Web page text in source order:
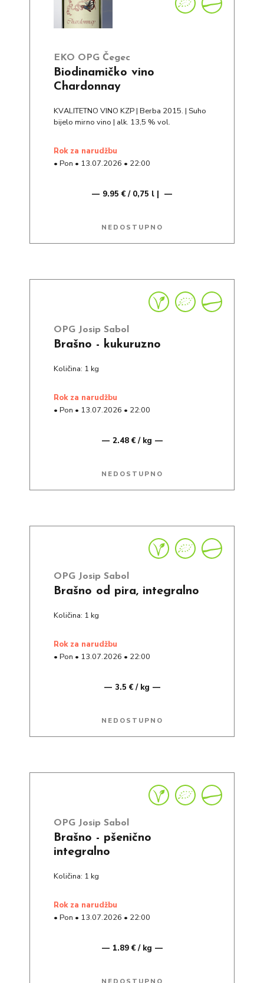
EKO OPG Čegec
Biodinamičko vino
Chardonnay
KVALITETNO VINO KZP | Berba 2015. | Suho
bijelo mirno vino | alk. 13,5 % vol.
rok za narudžbu
• Pon • 13.07.2026 • 22:00
9.95 € / 0,75 l |
NEDOSTUPNO
OPG Josip Sabol
Brašno - kukuruzno
Količina: 1 kg
rok za narudžbu
• Pon • 13.07.2026 • 22:00
2.48 € / kg
NEDOSTUPNO
OPG Josip Sabol
Brašno od pira, integralno
Količina: 1 kg
rok za narudžbu
• Pon • 13.07.2026 • 22:00
3.5 € / kg
NEDOSTUPNO
OPG Josip Sabol
Brašno - pšenično
integralno
Količina: 1 kg
rok za narudžbu
• Pon • 13.07.2026 • 22:00
1.89 € / kg